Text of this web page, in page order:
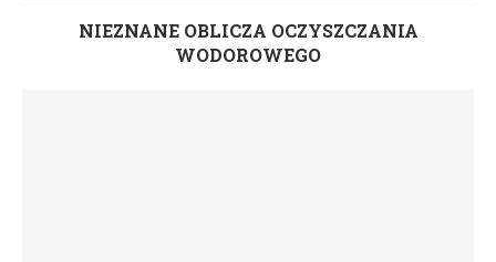
NIEZNANE OBLICZA OCZYSZCZANIA
WODOROWEGO